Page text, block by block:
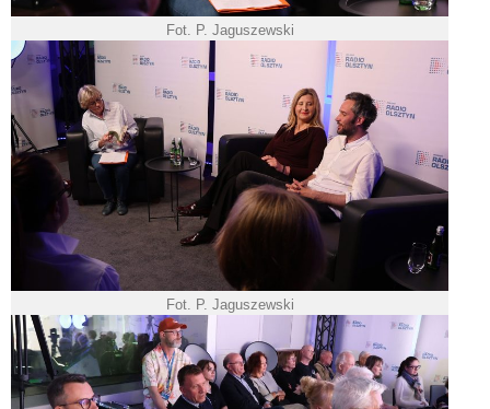
Fot. P. Jaguszewski
Fot. P. Jaguszewski